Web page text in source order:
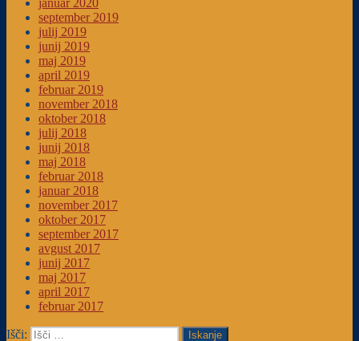
januar 2020
september 2019
julij 2019
junij 2019
maj 2019
april 2019
februar 2019
november 2018
oktober 2018
julij 2018
junij 2018
maj 2018
februar 2018
januar 2018
november 2017
oktober 2017
september 2017
avgust 2017
junij 2017
maj 2017
april 2017
februar 2017
Išči: Iskanje